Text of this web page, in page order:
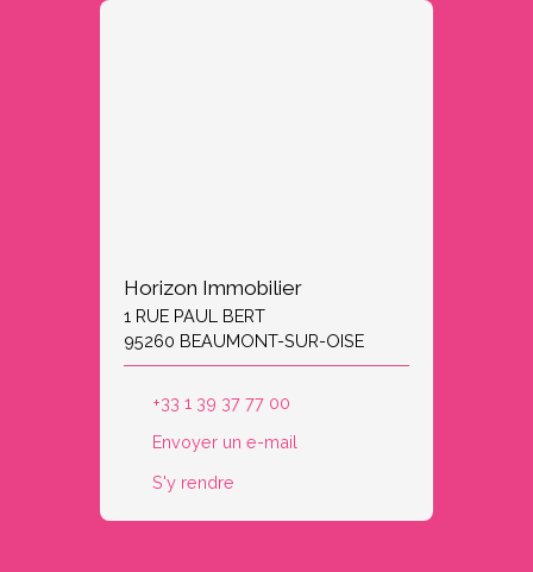
Horizon Immobilier
1 RUE PAUL BERT
95260 BEAUMONT-SUR-OISE
+33 1 39 37 77 00
Envoyer un e-mail
S'y rendre